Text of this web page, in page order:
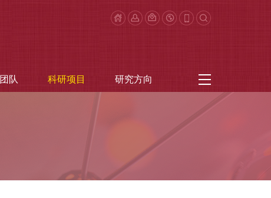
团队 科研项目 研究方向